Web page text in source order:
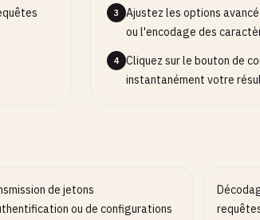
3
Ajustez les options
ou l'encodage des
4
Cliquez sur le bouton de
instantanément votre
de jetons
ou de configurations